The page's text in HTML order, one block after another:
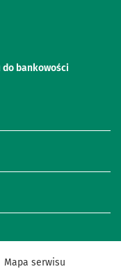
bankowości
Mapa serwisu